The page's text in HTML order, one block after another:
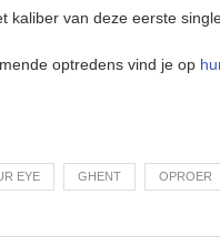
kaliber van deze eerste
optredens vind je op
EYE GHENT OPROER